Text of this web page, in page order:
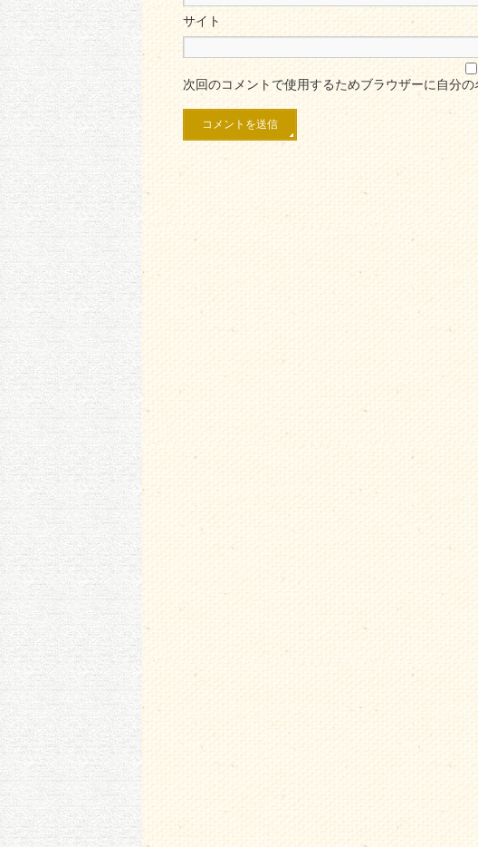
サイト
次回のコメントで使用するためブラウザーに自分